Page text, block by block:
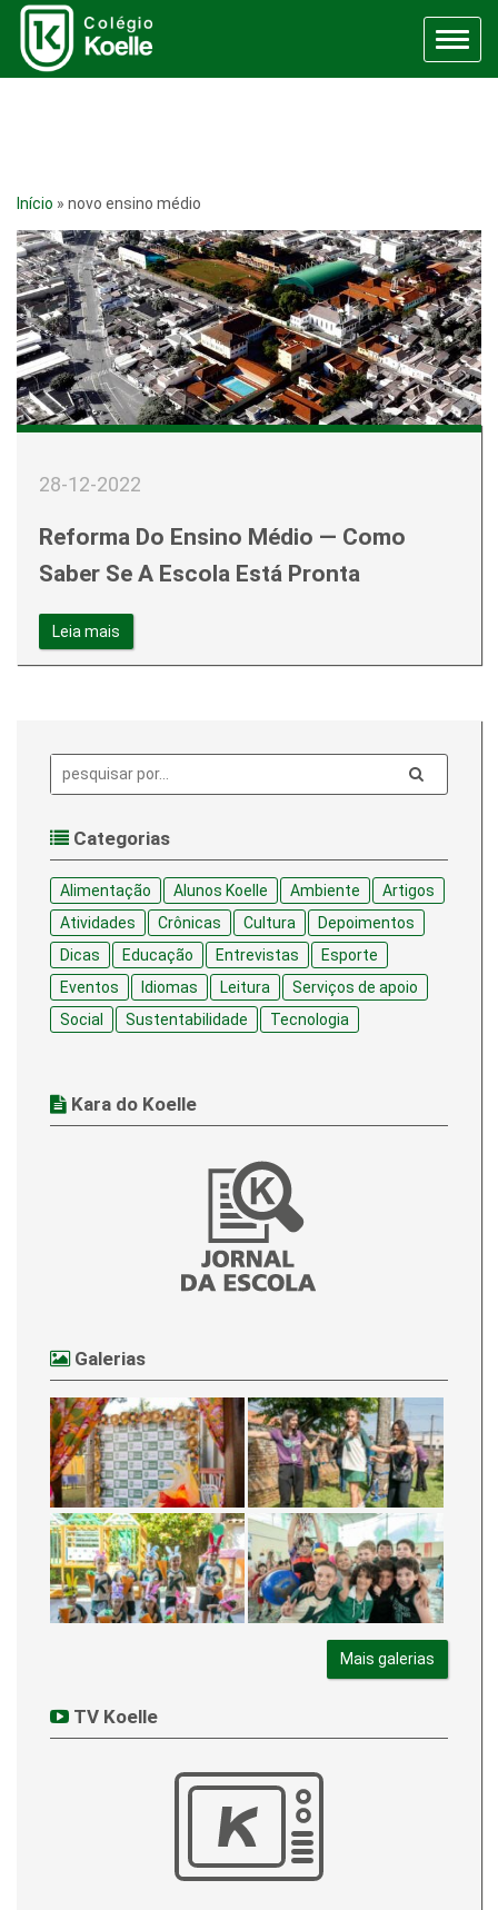
Menu
Início » novo ensino médio
28-12-2022
Reforma Do Ensino Médio — Como
Saber Se A Escola Está Pronta
Leia mais
Pesquisa:
Categorias
Alimentação Alunos Koelle Ambiente
Artigos
Atividades
Crônicas Cultura
Depoimentos
Dicas
Educação Entrevistas
Esporte
Eventos
Idiomas Leitura
Serviços de apoio
Social
Sustentabilidade Tecnologia
Kara do Koelle
Galerias
Mais galerias
TV Koelle